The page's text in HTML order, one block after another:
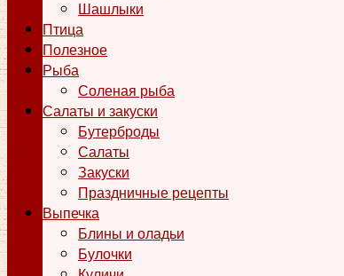
Шашлыки
Птица
Полезное
Рыба
Соленая рыба
Салаты и закуски
Бутерброды
Салаты
Закуски
Праздничные рецепты
Выпечка
Блины и оладьи
Булочки